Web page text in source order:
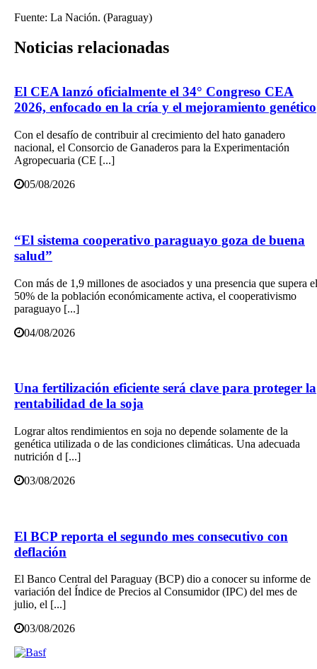
Fuente: La Nación. (Paraguay)
Noticias relacionadas
El CEA lanzó oficialmente el 34° Congreso CEA
2026, enfocado en la cría y el mejoramiento genético
Con el desafío de contribuir al crecimiento del hato ganadero
nacional, el Consorcio de Ganaderos para la Experimentación
Agropecuaria (CE [...]
05/08/2026
“El sistema cooperativo paraguayo goza de buena
salud”
Con más de 1,9 millones de asociados y una presencia que supera el
50% de la población económicamente activa, el cooperativismo
paraguayo [...]
04/08/2026
Una fertilización eficiente será clave para proteger la
rentabilidad de la soja
Lograr altos rendimientos en soja no depende solamente de la
genética utilizada o de las condiciones climáticas. Una adecuada
nutrición d [...]
03/08/2026
El BCP reporta el segundo mes consecutivo con
deflación
El Banco Central del Paraguay (BCP) dio a conocer su informe de
variación del Índice de Precios al Consumidor (IPC) del mes de
julio, el [...]
03/08/2026